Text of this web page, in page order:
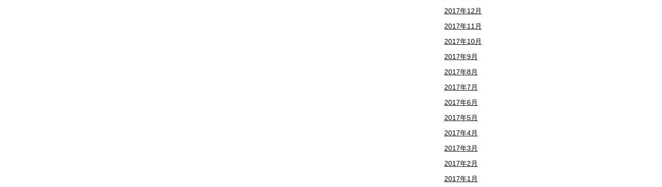
2017年12月
2017年11月
2017年10月
2017年9月
2017年8月
2017年7月
2017年6月
2017年5月
2017年4月
2017年3月
2017年2月
2017年1月